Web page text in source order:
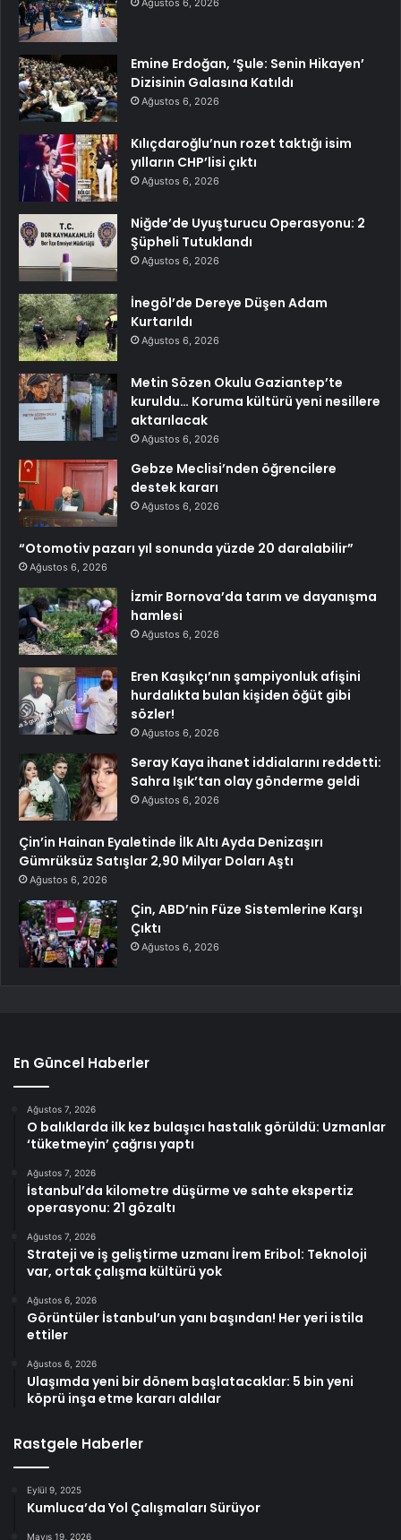
Ağustos 6, 2026
Emine Erdoğan, ‘Şule: Senin Hikayen’
Dizisinin Galasına Katıldı
Ağustos 6, 2026
Kılıçdaroğlu’nun rozet taktığı isim
yılların CHP’lisi çıktı
Ağustos 6, 2026
Niğde’de Uyuşturucu Operasyonu: 2
Şüpheli Tutuklandı
Ağustos 6, 2026
İnegöl’de Dereye Düşen Adam
Kurtarıldı
Ağustos 6, 2026
Metin Sözen Okulu Gaziantep’te
kuruldu… Koruma kültürü yeni nesillere
aktarılacak
Ağustos 6, 2026
Gebze Meclisi’nden öğrencilere
destek kararı
Ağustos 6, 2026
“Otomotiv pazarı yıl sonunda yüzde 20 daralabilir”
Ağustos 6, 2026
İzmir Bornova’da tarım ve dayanışma
hamlesi
Ağustos 6, 2026
Eren Kaşıkçı’nın şampiyonluk afişini
hurdalıkta bulan kişiden öğüt gibi
sözler!
Ağustos 6, 2026
Seray Kaya ihanet iddialarını reddetti:
Sahra Işık’tan olay gönderme geldi
Ağustos 6, 2026
Çin’in Hainan Eyaletinde İlk Altı Ayda Denizaşırı
Gümrüksüz Satışlar 2,90 Milyar Doları Aştı
Ağustos 6, 2026
Çin, ABD’nin Füze Sistemlerine Karşı
Çıktı
Ağustos 6, 2026
En Güncel Haberler
Ağustos 7, 2026
O balıklarda ilk kez bulaşıcı hastalık görüldü: Uzmanlar
‘tüketmeyin’ çağrısı yaptı
Ağustos 7, 2026
İstanbul’da kilometre düşürme ve sahte ekspertiz
operasyonu: 21 gözaltı
Ağustos 7, 2026
Strateji ve iş geliştirme uzmanı İrem Eribol: Teknoloji
var, ortak çalışma kültürü yok
Ağustos 6, 2026
Görüntüler İstanbul’un yanı başından! Her yeri istila
ettiler
Ağustos 6, 2026
Ulaşımda yeni bir dönem başlatacaklar: 5 bin yeni
köprü inşa etme kararı aldılar
Rastgele Haberler
Eylül 9, 2025
Kumluca’da Yol Çalışmaları Sürüyor
Mayıs 19, 2026